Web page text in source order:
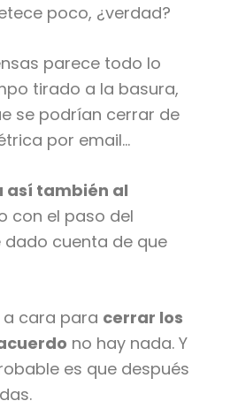
poco, ¿verdad?
parece todo lo
tirado a la basura,
se podrían cerrar de
por email…
así también al
con el paso del
cuenta de que
cara para cerrar los
no hay nada. Y
es que después